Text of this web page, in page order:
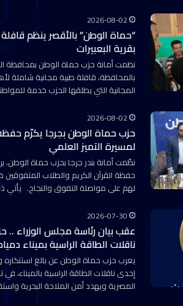
2026-08-02
بقرية البعبيرات
نظمت أمانة حزب حماة الوطن بمحافظة
بالمحافظة، قافلة طبية مجانية شاملة
المجانية التي يطلقها الحزب خدمة
2026-08-02
حزب حماة الوطن بجرجا يكرّم
لمسيرة التميز العلمي
نظّمت أمانة بندر جرجا بحزب حماة الوطن،
حفظة القرآن الكريم والطلاب المتفوقين
لهم على مواصلة التفوق والنجاح. يأتي
2026-07-30
عقب بيان رئاسة مجلس الوزراء
ناقلات الطاقة الراسية بميناء
يعرب حزب حماة الوطن عن بالغ
إحدى ناقلات الطاقة الراسية بالميناء،
المصرية ويهدد أمن الملاحة البحرية